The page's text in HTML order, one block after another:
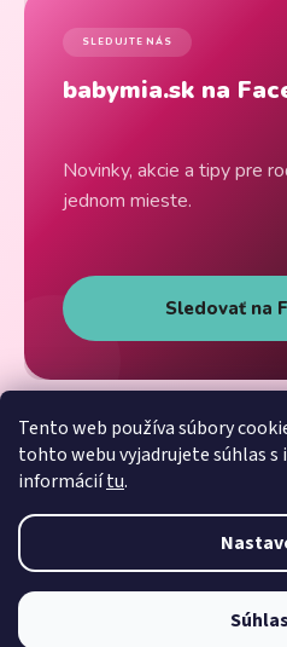
Tento web používa súbory
tohto webu vyjadrujete súhlas s
informáciítu.
SLEDUJTE NÁS
babymia.sk na
Novinky, akcie a tipy pre
jednom mieste.
Sledovať na